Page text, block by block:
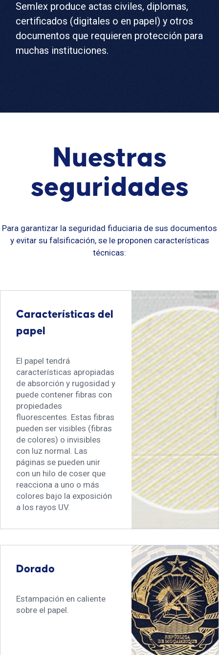
Semlex produce actas civiles, diplomas,
certificados (digitales o en papel) y otros
documentos que requieren protección para
muchas instituciones.
Nuestras
seguridades
Para garantizar la seguridad fiduciaria de sus documentos
y evitar su falsificación, se le proponen características
técnicas:
Características del
papel
El papel tendrá
características apropiadas
de absorción y rugosidad y
puede contener fibras con
propiedades
fluorescentes. Estas fibras
pueden ser visibles (fibras
de colores) o invisibles
con luz normal. Las
páginas se pueden unir
con un hilo de coser que
reacciona a uno o más
colores bajo la exposición
a los rayos UV.
Dorado
Estampación en caliente
sobre el papel.